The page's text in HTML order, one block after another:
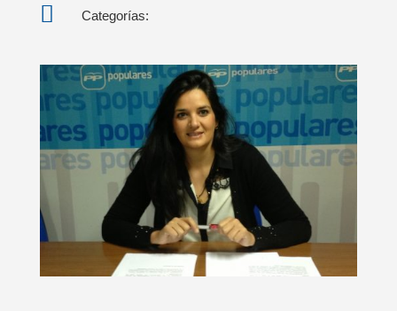
 Categorías: